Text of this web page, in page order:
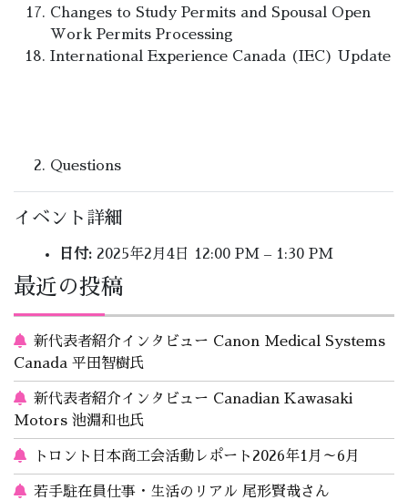
Changes to Study Permits and Spousal Open
Work Permits Processing
International Experience Canada (IEC) Update
Questions
イベント詳細
日付: 2025年2月4日 12:00 PM – 1:30 PM
最近の投稿
新代表者紹介インタビュー Canon Medical Systems
Canada 平田智樹氏
新代表者紹介インタビュー Canadian Kawasaki
Motors 池淵和也氏
トロント日本商工会活動レポート2026年1月～6月
若手駐在員仕事・生活のリアル 尾形賢哉さん